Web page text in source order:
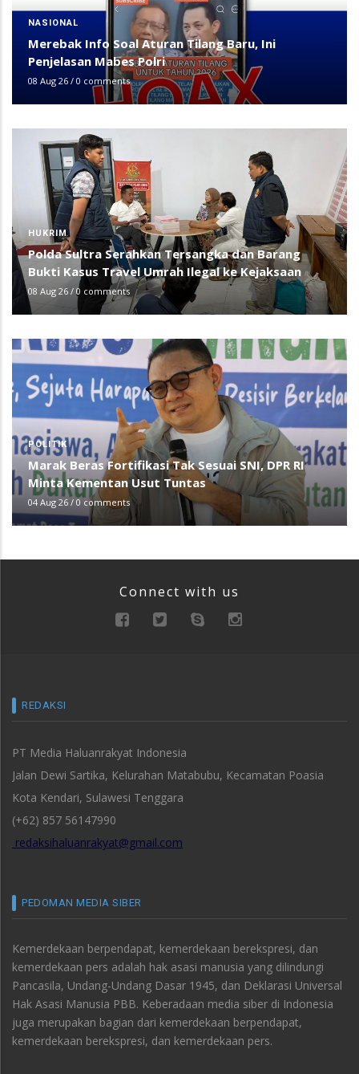
NASIONAL
Merebak Info Soal Aturan Tilang Baru, Ini
Penjelasan Mabes Polri
08 Aug 26 / 0 comments
HUKRIM
Polda Sultra Serahkan Tersangka dan Barang
Bukti Kasus Travel Umrah Ilegal ke Kejaksaan
08 Aug 26 / 0 comments
POLITIK
Marak Beras Fortifikasi Tak Sesuai SNI, DPR RI
Minta Kementan Usut Tuntas
04 Aug 26 / 0 comments
Connect with us
REDAKSI
PT Media Haluanrakyat Indonesia
Jalan Dewi Sartika, Kelurahan Matabubu, Kecamatan Poasia
Kota Kendari, Sulawesi Tenggara
(+62) 857 56147990
redaksihaluanrakyat@gmail.com
PEDOMAN MEDIA SIBER
Kemerdekaan berpendapat, kemerdekaan berekspresi, dan
kemerdekaan pers adalah hak asasi manusia yang dilindungi
Pancasila, Undang-Undang Dasar 1945, dan Deklarasi Universal
Hak Asasi Manusia PBB. Keberadaan media siber di Indonesia
juga merupakan bagian dari kemerdekaan berpendapat,
kemerdekaan berekspresi, dan kemerdekaan pers.